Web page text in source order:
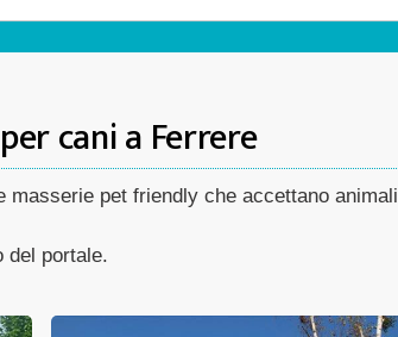
cani a Ferrere
pet friendly che accettano
del portale.